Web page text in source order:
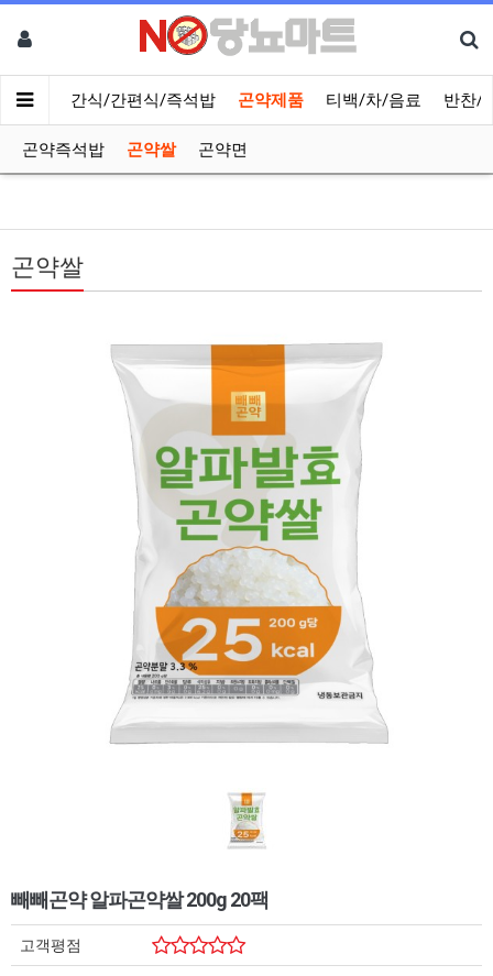
메인 간식/간편식/즉석밥 곤약제품 티백/차/음료 반찬/
곤약즉석밥 곤약쌀 곤약면
곤약쌀
빼빼곤약 알파곤약쌀 200g 20팩
고객평점